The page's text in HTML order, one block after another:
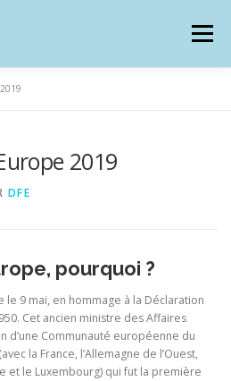
Menu
UN PROJET
ZOOM EUROPE
2019
DFE
pourquoi ?
le 9 mai, en hommage à la Déclaration
Cet ancien ministre des Affaires
d’une Communauté européenne du
la France, l’Allemagne de l’Ouest,
et le Luxembourg) qui fut la première